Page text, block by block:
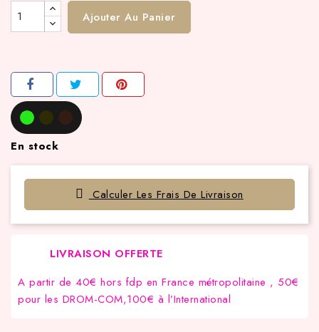
Ajouter Au Panier
En stock
Calculer Les Frais De Livraison
LIVRAISON OFFERTE
A partir de 40€ hors fdp en France métropolitaine , 50€
pour les DROM-COM,100€ à l’International